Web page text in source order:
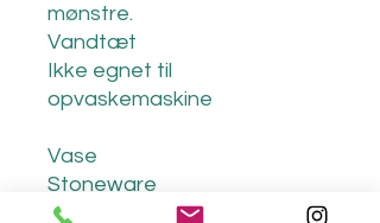
mønstre.
Vandtæt
Ikke egnet til
opvaskemaskine
Vase
Stoneware
Heght: 20 cm